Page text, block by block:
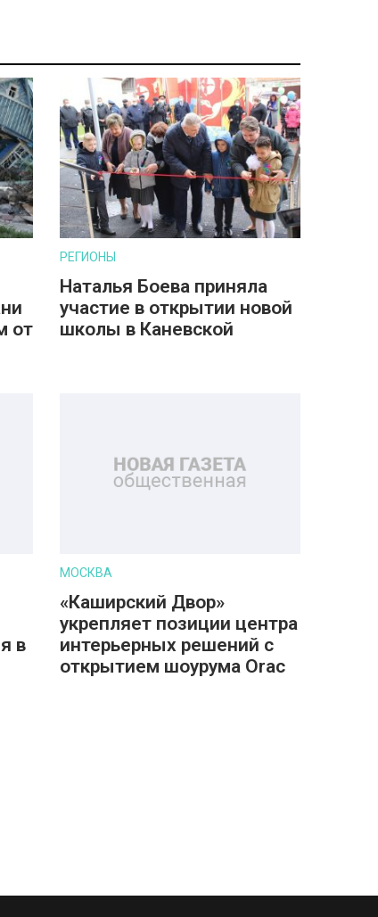
от
РЕГИОНЫ
Наталья Боева приняла
участие в открытии новой
школы в Каневской
в
МОСКВА
«Каширский Двор»
укрепляет позиции центра
интерьерных решений с
открытием шоурума Orac